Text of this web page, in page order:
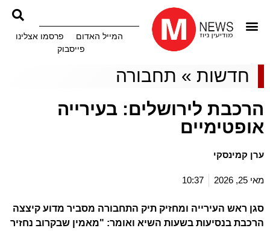
המייל האדום
פרסמו אצלינו
פייסבוק
חדשות» תחבורה
הרכבת לירושלים: בעירייה
אופטימיים
ערן קמינסקי
מאי 25, 2026 10:37
סגן ראש העירייה ומחזיק תיק התחבורה מסביר מדוע קיצצה
הרכבת בנסיעות בשעות השיא ואומר: "מאמין שבקרוב נחזיר